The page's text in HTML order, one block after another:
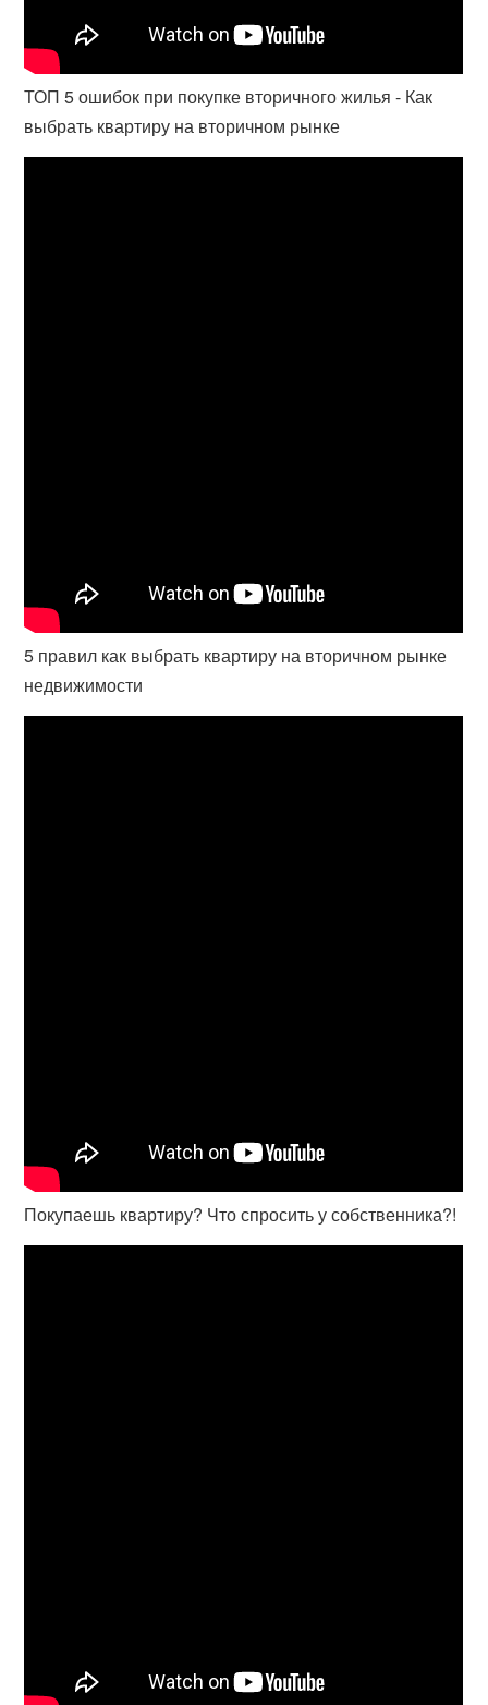
ТОП 5 ошибок при покупке вторичного жилья - Как
выбрать квартиру на вторичном рынке
5 правил как выбрать квартиру на вторичном рынке
недвижимости
Покупаешь квартиру? Что спросить у собственника?!